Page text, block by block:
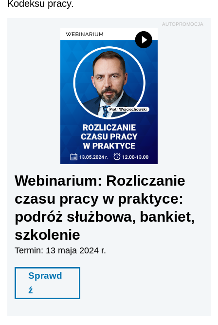
Kodeksu pracy.
AUTOPROMOCJA
Webinarium: Rozliczanie
czasu pracy w praktyce:
podróż służbowa, bankiet,
szkolenie
Termin: 13 maja 2024 r.
Sprawd
ź